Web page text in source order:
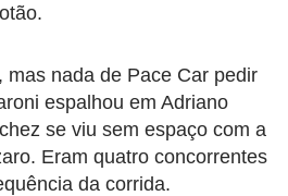
mas nada de Pace Car pedir
espalhou em Adriano
se viu sem espaço com a
Eram quatro concorrentes
da corrida.